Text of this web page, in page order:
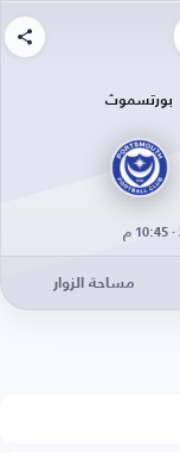
بورتسموث
مساحة الزوار